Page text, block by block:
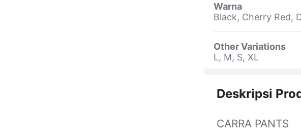
Warna
Black, Cherry Red,
Other Variations
L, M, S, XL
Deskripsi
CARRA PANTS